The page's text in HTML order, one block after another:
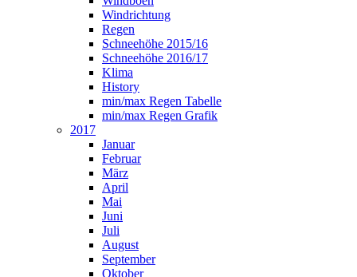
Windrichtung
Regen
Schneehöhe 2015/16
Schneehöhe 2016/17
Klima
History
min/max Regen Tabelle
min/max Regen Grafik
2017
Januar
Februar
März
April
Mai
Juni
Juli
August
September
Oktober